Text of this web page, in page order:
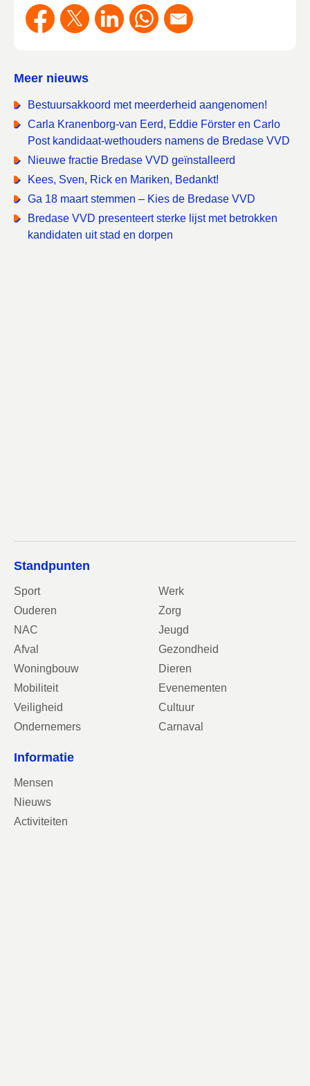
Meer nieuws
Bestuursakkoord met meerderheid aangenomen!
Carla Kranenborg-van Eerd, Eddie Förster en Carlo
Post kandidaat-wethouders namens de Bredase VVD
Nieuwe fractie Bredase VVD geïnstalleerd
Kees, Sven, Rick en Mariken, Bedankt!
Ga 18 maart stemmen – Kies de Bredase VVD
Bredase VVD presenteert sterke lijst met betrokken
kandidaten uit stad en dorpen
Standpunten
Sport
Ouderen
NAC
Afval
Woningbouw
Mobiliteit
Veiligheid
Ondernemers
Werk
Zorg
Jeugd
Gezondheid
Dieren
Evenementen
Cultuur
Carnaval
Informatie
Mensen
Nieuws
Activiteiten